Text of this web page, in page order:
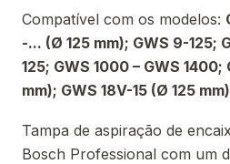
Compatível com os modelos:
-... (Ø 125 mm); GWS 9-125;
125; GWS 1000 – GWS 1400;
mm); GWS 18V-15 (Ø 125
Tampa de aspiração de
Bosch Professional com um